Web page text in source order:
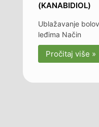
(KANABIDIOL)
Ublažavanje
leđima Način
Pročitaj više »